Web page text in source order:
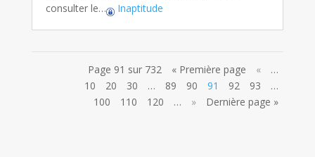
consulter le…
Inaptitude
Page 91 sur 732 « Première page «
…
10
20 30 … 89 90 91 92 93
…
100
110 120 … » Dernière page »